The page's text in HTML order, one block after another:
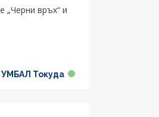
„Черни връх“ и
УМБАЛ Токуда